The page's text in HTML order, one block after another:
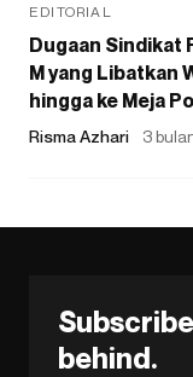
EDITORIAL
Dugaan Sindikat
M yang Libatkan
hingga ke Meja
Risma Azhari 3
behind.